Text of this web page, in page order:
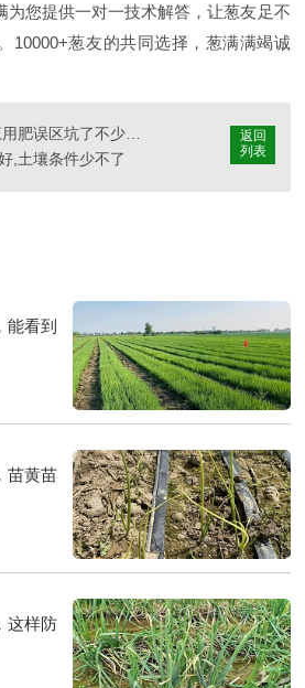
为您提供一对一技术解答，让葱友足不
10000+葱友的共同选择，葱满满竭诚
返回
列表
当心!这些大葱用肥误区坑了不少葱友
,土壤条件少不了
能看到
苗黄苗
这样防